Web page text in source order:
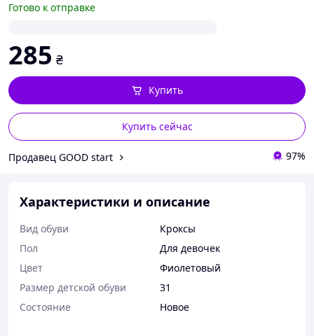
Готово к отправке
285 ₴
Купить сейчас
Купить
Продавец GOOD start 97%
Характеристики и описание
Вид обуви
Кроксы
Пол
Для девочек
Цвет
Фиолетовый
Размер детской обуви
31
Состояние
Новое